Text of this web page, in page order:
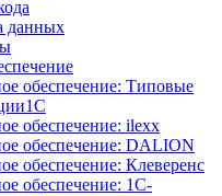
данных
обеспечение: Типовые
обеспечение: ilexx
обеспечение: DALION
обеспечение: Клеверенс
обеспечение: 1С-